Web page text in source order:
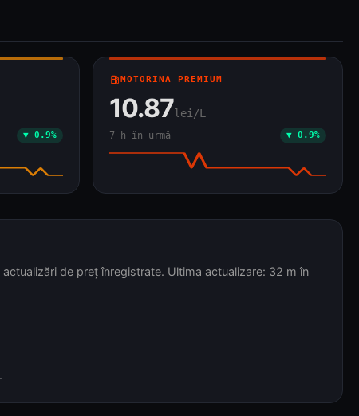
▼ 0.9%
local_gas_stationMOTORINA PREMIUM
10.87lei/L
7 h în urmă ▼ 0.9%
de preț înregistrate. Ultima actualizare: 32 m în